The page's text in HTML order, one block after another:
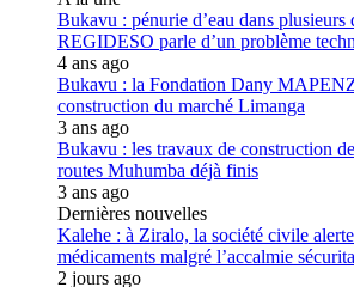
Bukavu : pénurie d’eau dans plusieurs
REGIDESO parle d’un problème
4 ans ago
Bukavu : la Fondation Dany
construction du marché Limanga
3 ans ago
Bukavu : les travaux de construction
routes Muhumba déjà finis
3 ans ago
Dernières nouvelles
Kalehe : à Ziralo, la société civile
médicaments malgré l’accalmie
2 jours ago